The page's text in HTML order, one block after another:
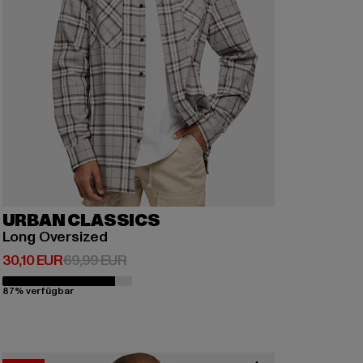
URBAN CLASSICS
Long Oversized
30,10 EUR
Derzeitiger Preis: 30,10 EUR
69,99 EURAktionspreis: 69,99 EUR
87% verfügbar